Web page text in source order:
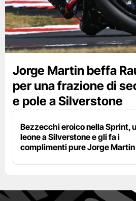
Jorge Martin beffa
per una frazione di
e pole a Silverstone
Bezzecchi eroico nella Sprint,
leone a Silverstone e gli fa i
complimenti pure Jorge Martin